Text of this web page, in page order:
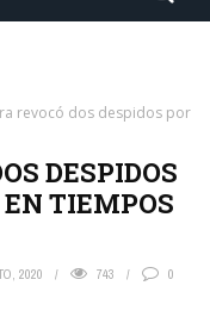
revocó dos despidos por
DESPIDOS
TIEMPOS
2020 743 0